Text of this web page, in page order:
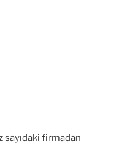
sayıdaki firmadan